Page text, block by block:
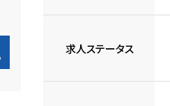
求人ステータス